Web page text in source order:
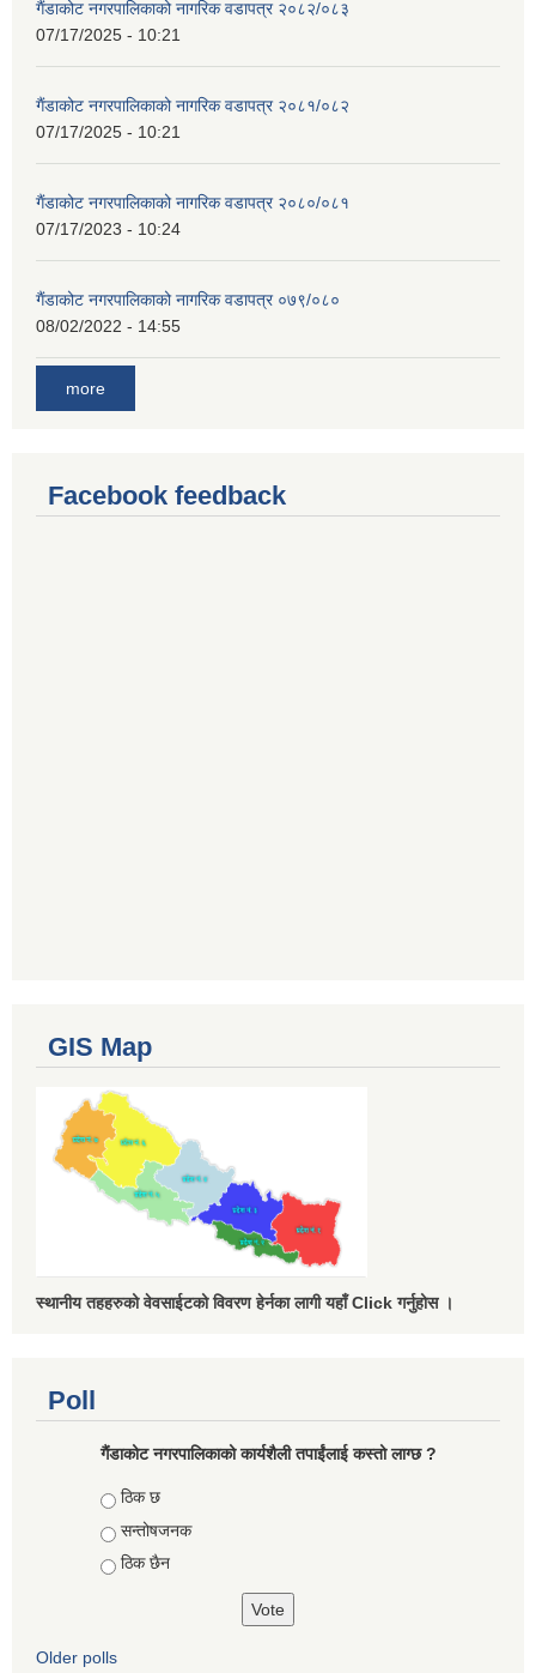
गैंडाकोट नगरपालिकाको नागरिक वडापत्र २०८२/०८३
07/17/2025 - 10:21
गैंडाकोट नगरपालिकाको नागरिक वडापत्र २०८१/०८२
07/17/2025 - 10:21
गैंडाकोट नगरपालिकाको नागरिक वडापत्र २०८०/०८१
07/17/2023 - 10:24
गैंडाकोट नगरपालिकाको नागरिक वडापत्र ०७९/०८०
08/02/2022 - 14:55
more
Facebook feedback
GIS Map
स्थानीय तहहरुको वेवसाईटको विवरण हेर्नका लागी यहाँ Click गर्नुहोस ।
Poll
गैंडाकोट नगरपालिकाको कार्यशैली तपाईंलाई कस्तो लाग्छ ?
Choices
ठिक छ
सन्तोषजनक
ठिक छैन
Older polls